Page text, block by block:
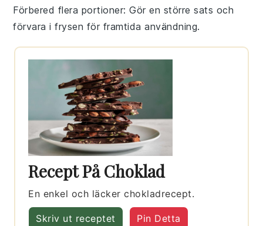
Förbered flera portioner: Gör en större sats och
förvara i frysen för framtida användning.
Recept På Choklad
En enkel och läcker chokladrecept.
Skriv ut receptet Pin Detta